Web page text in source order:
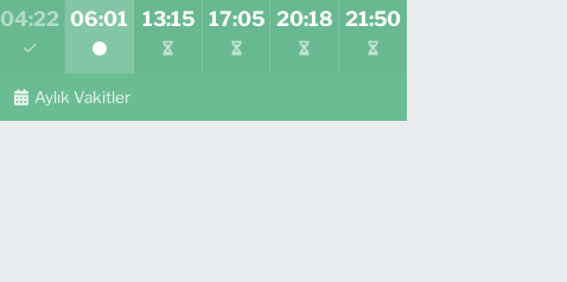
04:22 06:01 13:15 17:05 20:18 21:50
Aylık Vakitler